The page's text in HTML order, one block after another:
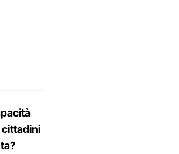
cittadini